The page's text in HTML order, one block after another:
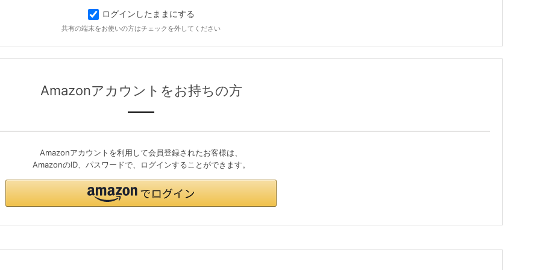
ログインしたままにする
共有の端末をお使いの方はチェックを外してください
Amazonアカウントをお持ちの方
Amazonアカウントを利用して会員登録されたお客様は、
AmazonのID、パスワードで、ログインすることができます。